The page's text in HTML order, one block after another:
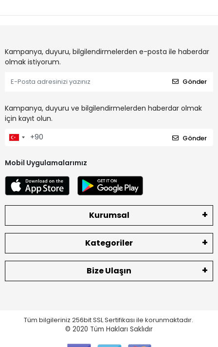
Kampanya, duyuru, bilgilendirmelerden e-posta ile haberdar
olmak istiyorum.
Gönder
Kampanya, duyuru ve bilgilendirmelerden haberdar olmak
için kayıt olun.
Gönder
Mobil Uygulamalarımız
Kurumsal
Kategoriler
Bize Ulaşın
Tüm bilgileriniz 256bit SSL Sertifikası ile korunmaktadır.
© 2020 Tüm Hakları Saklıdır